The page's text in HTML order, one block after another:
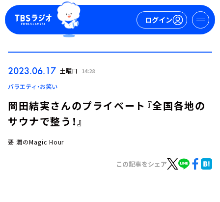
ログイン
ログイン
2023.06.17 土曜日 14:28
バラエティ・お笑い
岡田結実さんのプライベート『全国各地の
サウナで整う！』
要 潤のMagic Hour
この記事をシェア